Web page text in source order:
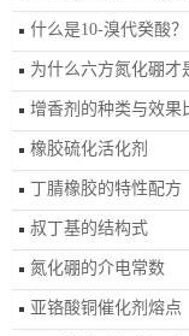
什么是10-溴代癸酸？
为什么六方氮化硼才
增香剂的种类与效果
橡胶硫化活化剂
丁腈橡胶的特性配方
叔丁基的结构式
氮化硼的介电常数
亚铬酸铜催化剂熔点